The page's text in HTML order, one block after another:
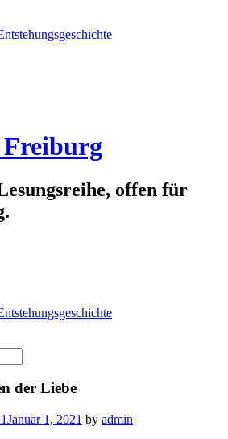
Freiburg
offen für
der Liebe
Januar 1, 2021 by admin